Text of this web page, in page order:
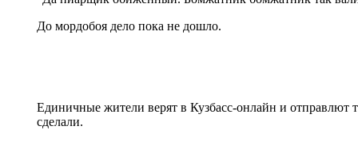
До мордобоя дело пока не дошло.
Единичные жители верят в Кузбасс-онлайн и отправлют
сделали.